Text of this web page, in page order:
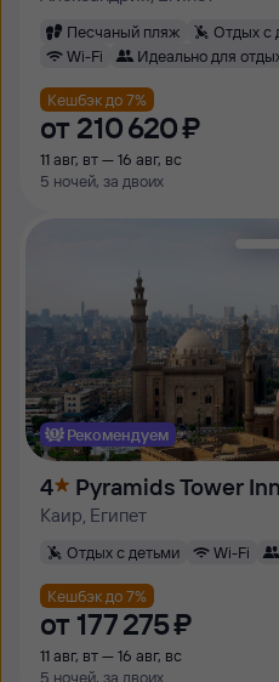
Песчаный пляж Отдых с
Wi-Fi
Идеально для
Кешбэк до 7%
от 210 ⁠620 ⁠₽
11 авг, вт — 16 авг, вс
5 ночей, за двоих
Рекомендуем
4 Pyramids Tower Inn
Каир, Египет
Отдых с детьми Wi-Fi
Кешбэк до 7%
от 177 ⁠275 ⁠₽
11 авг, вт — 16 авг, вс
5 ночей, за двоих